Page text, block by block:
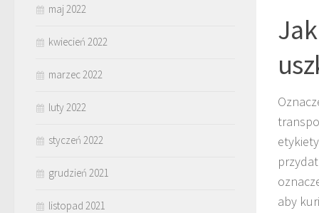
aby
maj 2022
kwiecień 2022
marzec 2022
luty 2022
styczeń 2022
grudzień 2021
listopad 2021